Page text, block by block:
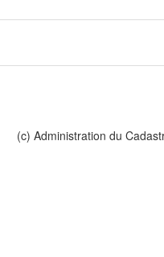
(c) Administration du